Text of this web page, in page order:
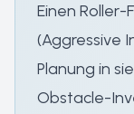
Einen
(Aggressive
Planung in
Obstacle-